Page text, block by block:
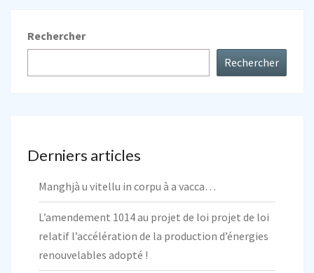
Rechercher
Rechercher
Derniers articles
Manghjà u vitellu in corpu à a vacca…
L’amendement 1014 au projet de loi projet de loi
relatif l’accélération de la production d’énergies
renouvelables adopté !